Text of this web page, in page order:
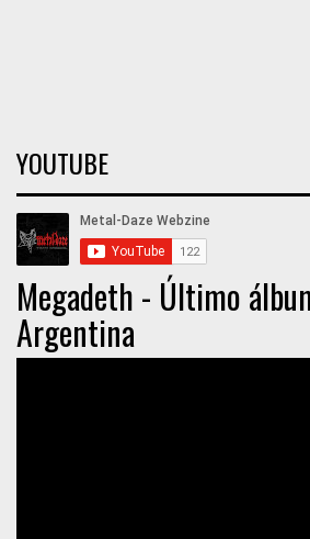
YOUTUBE
Megadeth - Último
Argentina